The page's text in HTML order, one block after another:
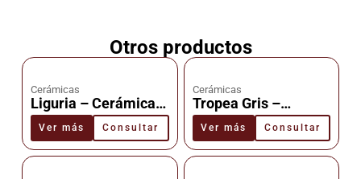
Otros productos
Cerámicas
Liguria – Cerámica –
Cañuelas
Ver más Consultar
Cerámicas
Tropea Gris –
Cerámica –
Cañuelas
Ver más Consultar